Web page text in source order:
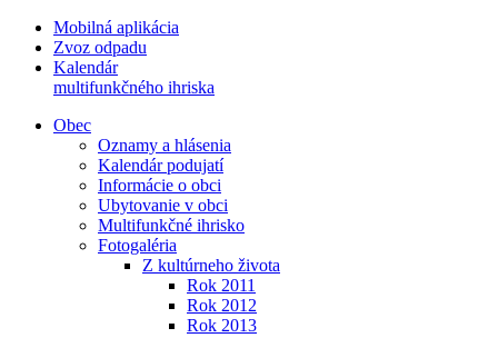
Mobilná aplikácia
Zvoz odpadu
Kalendár
multifunkčného ihriska
Obec
Oznamy a hlásenia
Kalendár podujatí
Informácie o obci
Ubytovanie v obci
Multifunkčné ihrisko
Fotogaléria
Z kultúrneho života
Rok 2011
Rok 2012
Rok 2013